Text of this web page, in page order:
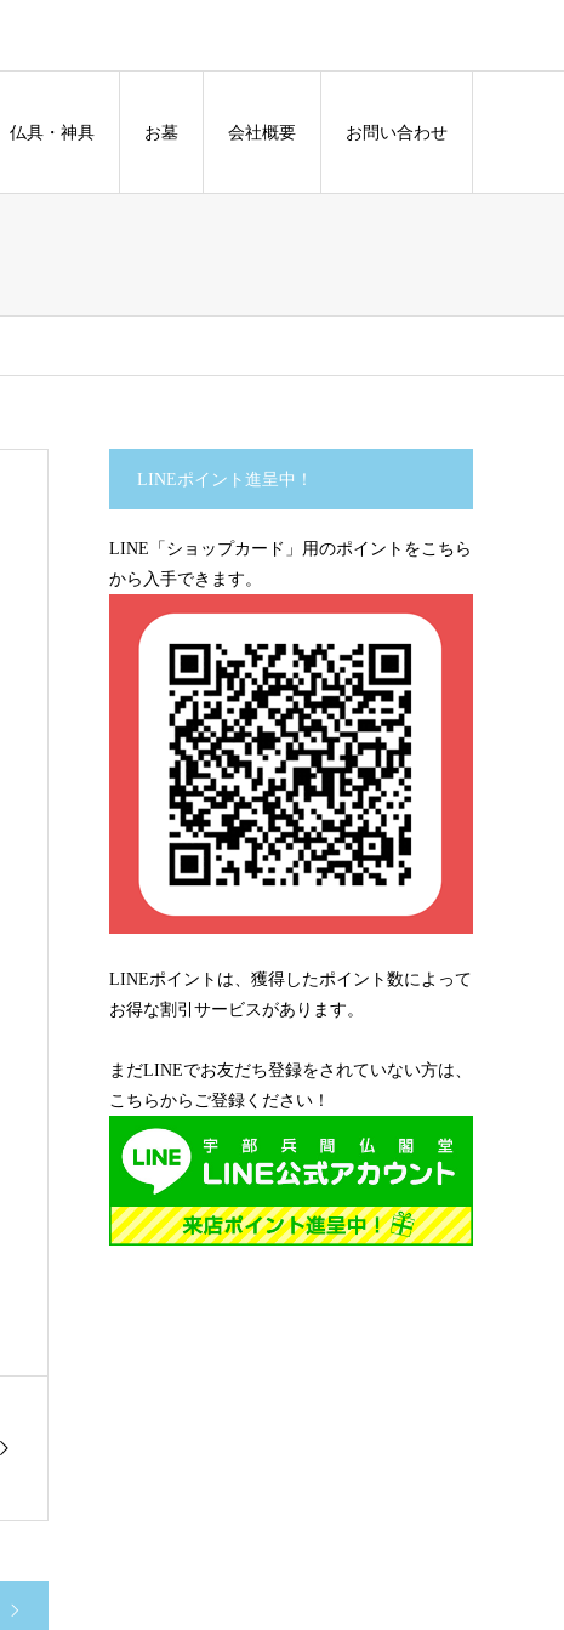
仏具・神具 お墓 会社概要 お問い合わせ
LINEポイント進呈中！
LINE「ショップカード」用のポイントをこちら
から入手できます。
LINEポイントは、獲得したポイント数によって
お得な割引サービスがあります。
まだLINEでお友だち登録をされていない方は、
こちらからご登録ください！